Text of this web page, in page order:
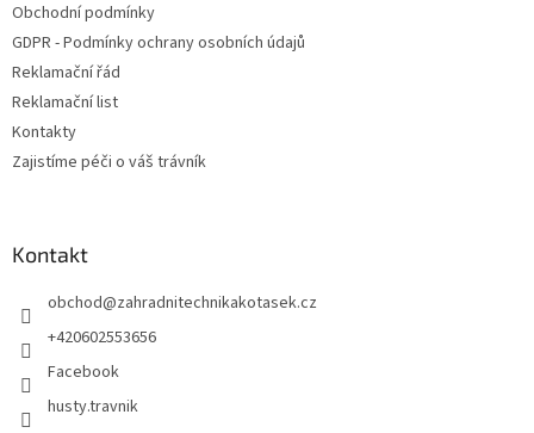
Obchodní podmínky
GDPR - Podmínky ochrany osobních údajů
Reklamační řád
Reklamační list
Kontakty
Zajistíme péči o váš trávník
Kontakt
obchod@zahradnitechnikakotasek.cz
+420602553656
Facebook
husty.travnik